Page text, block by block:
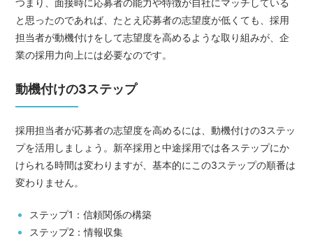
と思ったのであれば、たとえ応募者の志望度が低くても、採用
担当者が動機付けをして志望度を高めるような取り組みが、企
業の採用力向上には必要なのです。
動機付けの3ステップ
採用担当者が応募者の志望度を高めるには、動機付けの3ステッ
プを活用しましょう。新卒採用と中途採用では各ステップにか
けられる時間は変わりますが、基本的にこの3ステップの順番は
変わりません。
ステップ1：信頼関係の構築
ステップ2：情報収集